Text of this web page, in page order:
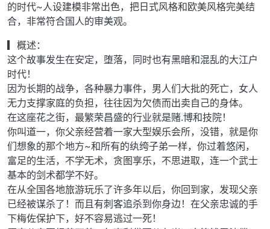
的时代~人设建模非常出色，把日式风格和欧美风格完美结
合，非常符合国人的审美观。
▎概述：
这个故事发生在安定，堕落，同时也有黑暗和混乱的大江户
时代！
因为长期的战争，各种暴力事件，男人们大批的死亡，女人
无力支撑家庭的负担，往往因为欠债而出卖自己的身体。
在这座花之街，最繁荣昌盛的行业就是赌.博和技院！
你叫道一，你父亲经营着一家大型娱乐会所，没错，就是你
们想象的那个地方~和所有的纨绔子弟一样，你过着悠闲，
富足的生活，不学无术，贪图享乐，不思进取，连一个武士
基本的剑术都学不好。
在从全国各地旅游玩乐了许多年以后，你回到家，发现父亲
已经被谋杀了！而且有刺客追杀到你身边！在父亲忠诚的手
下梅佐保护下，好不容易逃过一死！